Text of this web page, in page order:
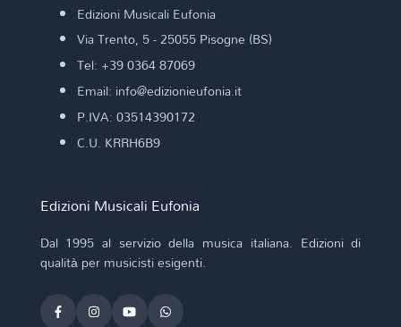
Edizioni Musicali Eufonia
Via Trento, 5 - 25055 Pisogne (BS)
Tel: +39 0364 87069
Email: info@edizionieufonia.it
P.IVA: 03514390172
C.U. KRRH6B9
Edizioni Musicali Eufonia
Dal 1995 al servizio della musica italiana. Edizioni di
qualità per musicisti esigenti.